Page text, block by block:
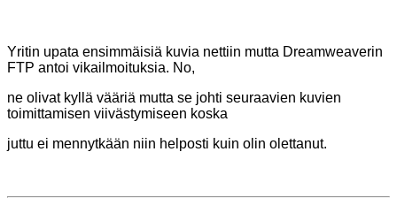
Yritin upata ensimmäisiä kuvia nettiin mutta Dreamweaverin
FTP antoi vikailmoituksia. No,
ne olivat kyllä vääriä mutta se johti seuraavien kuvien
toimittamisen viivästymiseen koska
juttu ei mennytkään niin helposti kuin olin olettanut.